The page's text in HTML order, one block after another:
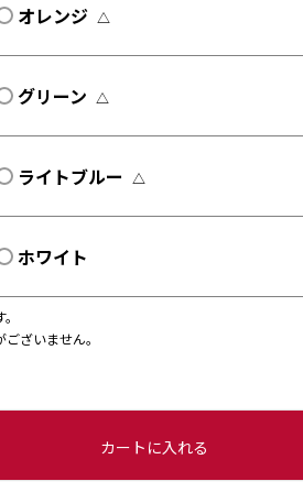
オレンジ △
グリーン △
ライトブルー △
ホワイト
ざいません。
カートに入れる